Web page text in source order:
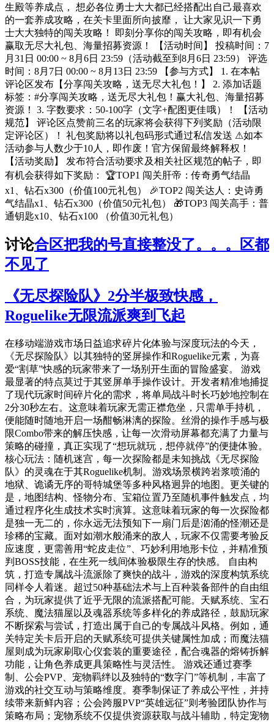
生殿等养成点， 想必各位勇士大大都已经搭配出自己最喜欢
的一套养成攻略，在关卡里面所向披靡， 让大家见识一下勇
士大大独特的闯关攻略！ 即刻分享你的闯关攻略，即有机会
赢取无尽大礼包、海量招募资源！ 【活动时间】 投稿时间：7
月31日 00:00 ~ 8月6日 23:59（活动截至到8月6日 23:59） 评选
时间：8月7日 00:00 ~ 8月13日 23:59 【参与方式】 1. 在本帖
评论区发布【分享闯关攻略，送无尽大礼包！】 2. 添加话题
标签：#分享闯关攻略，送无尽大礼包！赢大礼包、海量招募
资源！ 3. 字数要求：50-100字（文字+配图更佳哦）！ 【活动
规范】 评论区点赞前三名的玩家将会获得下列奖励（活动限
定评论区）！ 礼包奖励将以礼包码形式通过私信发送 ⚠如本
活动参与人数少于10人，即作废！官方保留最终解释权！
【活动奖励】 发布符合活动要求及相关社区规范的帖子，即
有机会获得如下奖励： 🏆TOP1 闯关肝帝：传奇勇气结晶
x1、钻石x300（价值100元礼包） 🎉TOP2 闯关达人：史诗勇
气结晶x1、钻石x300（价值50元礼包） 🎁TOP3 闯关高手：普
通钥匙x10、钻石x100 （价值30元礼包）
讨论合区把我的号直接整没了。。。区都
不见了
《无尽探险队》2分半极致快感，
Roguelike无限流派爽到飞起
在移动端游戏市场日益追求碎片化体验与深度玩法的今天，
《无尽探险队》以其独特的竖屏操作和Roguelike元素，为喜
爱“割草”快感的玩家带来了一场别开生面的冒险盛宴。 游戏
最显著的特点莫过于其竖屏单手操作设计。开发者精准地捕捉
了现代玩家时间碎片化的需求，将单局战斗时长巧妙地控制在
2分30秒左右。这意味着玩家无需正襟危坐，只需单手持机，
便能随时随地开启一场酣畅淋漓的探险。丝滑的操作手感与极
限Combo带来的解压快感，让每一次滑动屏幕都充满了力量与
策略的碰撞，真正实现了“想玩就玩，想停就停”的便捷体验。
核心玩法：随机迷宫，每一次探险都是未知挑战《无尽探险
队》的灵魂在于其Roguelike机制。游戏场景横跨岩浆喷涌的
地狱、诡谲无序的哥特城堡等多种风格迥异的地图。更关键的
是，地图结构、怪物分布、宝箱位置乃至随机事件触发点，均
通过程序化生成技术实时演算。这意味着玩家的每一次探险都
是独一无二的，你永远无法预知下一扇门后是汹涌的怪潮还是
珍稀的宝藏。面对如潮水般涌来的敌人，玩家不仅需要考验反
应速度，更需善用“蛇皮走位”、巧妙利用地形卡位，并精准预
判BOSS技能，在生死一线间体验极限生存的快感。 自由构
筑，打造专属战斗流派除了爽快的战斗，游戏的深度构筑系统
同样令人着迷。超过50种基础法术与上百种装备部件的自由组
合，为玩家提供了近乎无限的流派搭配可能。天赋系统、宝石
系统、魔法猫屋以及魂器系统等多样化的养成路径，鼓励玩家
不断探索与尝试，打造出属于自己的专属战斗风格。例如，通
关特定关卡后开启的天赋系统可提供关键属性加成；而魔法猫
屋则成为玩家刷取心仪套装的重要途径，配合魂器的熔铸拆解
功能，让角色养成更具策略性与灵活性。 游戏还通过赛季
制、公会PVP、宠物羁绊以及独特的“数字门”等机制，丰富了
游戏的社交互动与策略维度。赛季制保证了养成公平性，并持
续带来新鲜内容；公会跨服PVP“英雄远征”则考验团队协作与
策略布局；宠物系统不仅提供资源获取与战斗辅助，特定宠物